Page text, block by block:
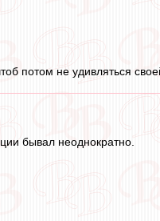
потом не удивляться
бывал неоднократно.